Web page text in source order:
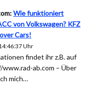
Wie funktioniert
von Volkswagen? KFZ
Cars!
Uhr
findet ihr z.B. auf
ab.com – Über
mich…